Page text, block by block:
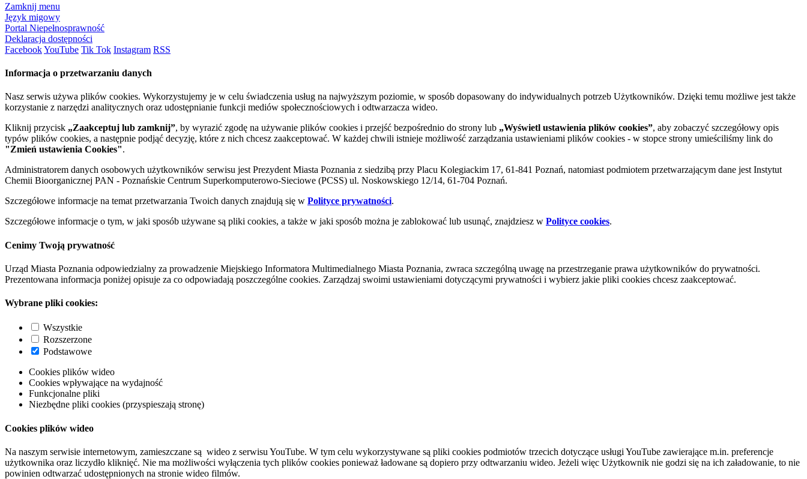
Zamknij menu
Język migowy
Portal Niepełnosprawność
Deklaracja dostępności
FacebookYouTube Tik Tok Instagram RSS
Informacja o przetwarzaniu danych
Nasz serwis używa plików cookies. Wykorzystujemy je w celu świadczenia usług na najwyższym poziomie, w sposób dopasowany do indywidualnych potrzeb Użytkowników. Dzięki temu możliwe jest także
korzystanie z narzędzi analitycznych oraz udostępnianie funkcji mediów społecznościowych i odtwarzacza wideo.
Kliknij przycisk „Zaakceptuj lub zamknij”, by wyrazić zgodę na używanie plików cookies i przejść bezpośrednio do strony lub „Wyświetl ustawienia plików cookies”, aby zobaczyć szczegółowy opis
typów plików cookies, a następnie podjąć decyzję, które z nich chcesz zaakceptować. W każdej chwili istnieje możliwość zarządzania ustawieniami plików cookies - w stopce strony umieściliśmy link do
"Zmień ustawienia Cookies".
Administratorem danych osobowych użytkowników serwisu jest Prezydent Miasta Poznania z siedzibą przy Placu Kolegiackim 17, 61-841 Poznań, natomiast podmiotem przetwarzającym dane jest Instytut
Chemii Bioorganicznej PAN - Poznańskie Centrum Superkomputerowo-Sieciowe (PCSS) ul. Noskowskiego 12/14, 61-704 Poznań.
Szczegółowe informacje na temat przetwarzania Twoich danych znajdują się w Polityce prywatności.
Szczegółowe informacje o tym, w jaki sposób używane są pliki cookies, a także w jaki sposób można je zablokować lub usunąć, znajdziesz w Polityce cookies.
Cenimy Twoją prywatność
Urząd Miasta Poznania odpowiedzialny za prowadzenie Miejskiego Informatora Multimedialnego Miasta Poznania, zwraca szczególną uwagę na przestrzeganie prawa użytkowników do prywatności.
Prezentowana informacja poniżej opisuje za co odpowiadają poszczególne cookies. Zarządzaj swoimi ustawieniami dotyczącymi prywatności i wybierz jakie pliki cookies chcesz zaakceptować.
Wybrane pliki cookies:
Wszystkie
Rozszerzone
Podstawowe
Cookies plików wideo
Cookies wpływające na wydajność
Funkcjonalne pliki
Niezbędne pliki cookies (przyspieszają stronę)
Cookies plików wideo
Na naszym serwisie internetowym, zamieszczane są wideo z serwisu YouTube. W tym celu wykorzystywane są pliki cookies podmiotów trzecich dotyczące usługi YouTube zawierające m.in. preferencje
użytkownika oraz liczydło kliknięć. Nie ma możliwości wyłączenia tych plików cookies ponieważ ładowane są dopiero przy odtwarzaniu wideo. Jeżeli więc Użytkownik nie godzi się na ich załadowanie, to nie
powinien odtwarzać udostępnionych na stronie wideo filmów.